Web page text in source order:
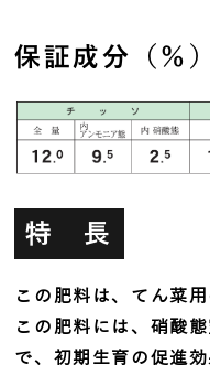
保証成分（％）
特 長
この肥料は、てん菜用
この肥料には、硝酸
で、初期生育の促進